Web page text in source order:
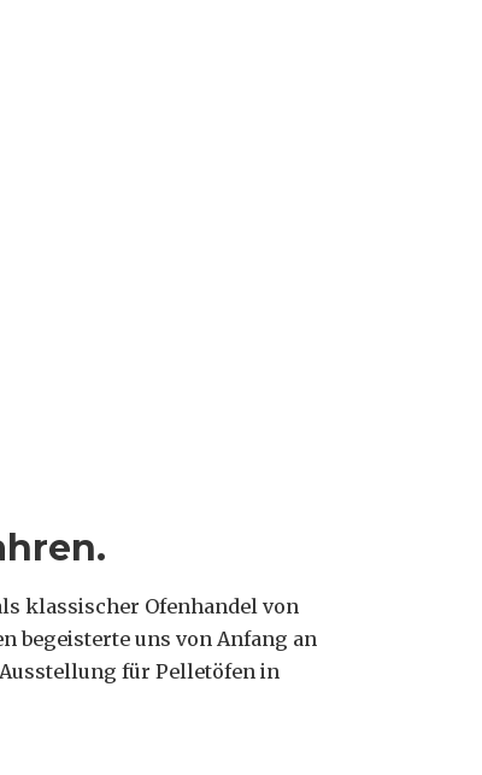
klassischer Ofenhandel von
begeisterte uns von Anfang an
für Pelletöfen in